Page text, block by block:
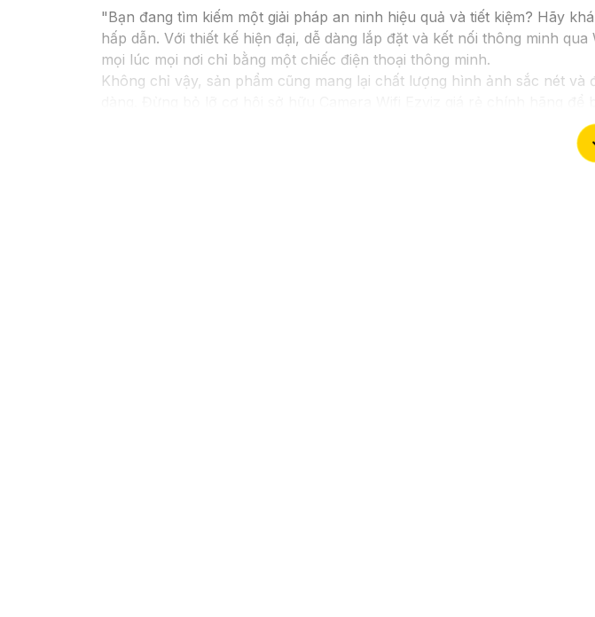
"Bạn đang tìm kiếm một giải pháp an ninh hiệu quả và tiết kiệm? Hãy
hấp dẫn. Với thiết kế hiện đại, dễ dàng lắp đặt và kết nối thông minh
mọi lúc mọi nơi chỉ bằng một chiếc điện thoại thông minh.
Không chỉ vậy, sản phẩm cũng mang lại chất lượng hình ảnh sắc nét
Hy vọng đoạn văn trên sẽ giúp bạn trong việc giới thiệu sản phẩm